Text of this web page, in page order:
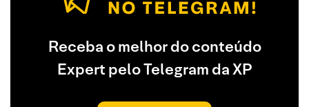
Receba o melhor do conteúdo
Expert pelo Telegram da XP